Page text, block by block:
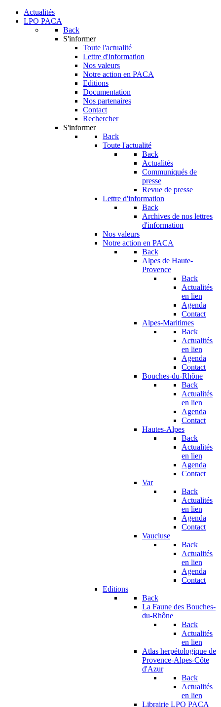
Actualités
LPO PACA
Back
S'informer
Toute l'actualité
Lettre d'information
Nos valeurs
Notre action en PACA
Editions
Documentation
Nos partenaires
Contact
Rechercher
S'informer
Back
Toute l'actualité
Back
Actualités
Communiqués de
presse
Revue de presse
Lettre d'information
Back
Archives de nos lettres
d'information
Nos valeurs
Notre action en PACA
Back
Alpes de Haute-
Provence
Back
Actualités
en lien
Agenda
Contact
Alpes-Maritimes
Back
Actualités
en lien
Agenda
Contact
Bouches-du-Rhône
Back
Actualités
en lien
Agenda
Contact
Hautes-Alpes
Back
Actualités
en lien
Agenda
Contact
Var
Back
Actualités
en lien
Agenda
Contact
Vaucluse
Back
Actualités
en lien
Agenda
Contact
Editions
Back
La Faune des Bouches-
du-Rhône
Back
Actualités
en lien
Atlas herpétologique de
Provence-Alpes-Côte
d'Azur
Back
Actualités
en lien
Librairie LPO PACA